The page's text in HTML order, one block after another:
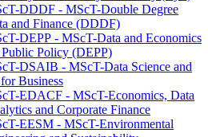
DDDF - MScT-Double Degree
and Finance (DDDF)
DEPP - MScT-Data and Economics
Policy (DEPP)
DSAIB - MScT-Data Science and
Business
EDACF - MScT-Economics, Data
and Corporate Finance
EESM - MScT-Environmental